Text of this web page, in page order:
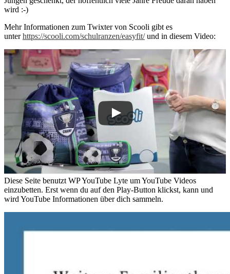
wird :-)
Mehr Informationen zum Twixter von Scooli gibt es
unterhttps://scooli.com/schulranzen/easyfit/und in diesem Video:
Diese Seite benutzt WP YouTube Lyte um YouTube Videos
einzubetten. Erst wenn du auf den Play-Button klickst, kann und
wird YouTube Informationen über dich sammeln.